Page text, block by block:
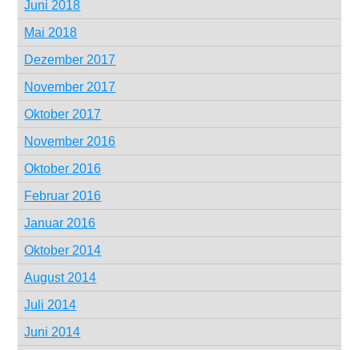
Juni 2018
Mai 2018
Dezember 2017
November 2017
Oktober 2017
November 2016
Oktober 2016
Februar 2016
Januar 2016
Oktober 2014
August 2014
Juli 2014
Juni 2014